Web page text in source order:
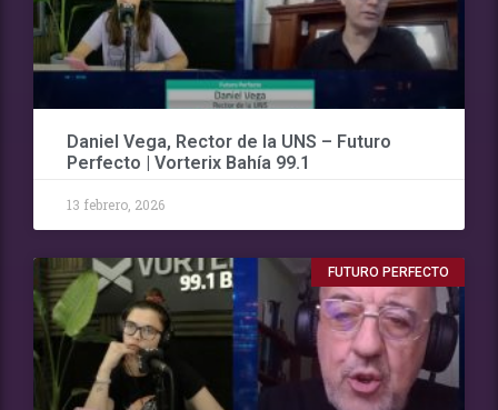
Daniel Vega, Rector de la UNS – Futuro
Perfecto | Vorterix Bahía 99.1
13 febrero, 2026
FUTURO PERFECTO